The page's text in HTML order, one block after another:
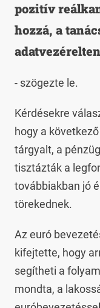
pozitív
hozzá, a
- szögezte le.
Kérdésekre
hogy a
tárgyalt, a
tisztázták a
továbbiakban jó
törekednek.
Az euró
kifejtette, hogy
segítheti a
mondta, a